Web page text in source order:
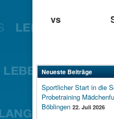
vs
Neueste Beiträge
Sportlicher Start in die
Probetraining
Böblingen 22. Juli 2026